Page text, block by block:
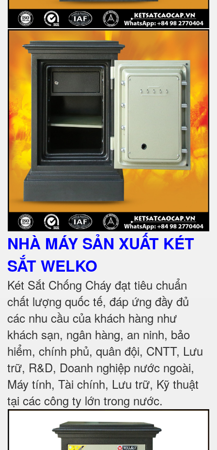
NHÀ MÁY SẢN XUẤT KÉT
SẮTWELKO
Két Sắt Chống Cháy đạt tiêu chuẩn
chất lượng quốc tế, đáp ứng đầy đủ
các nhu cầu của khách hàng như
khách sạn, ngân hàng, an ninh, bảo
hiểm, chính phủ, quân đội, CNTT, Lưu
trữ, R&D, Doanh nghiệp nước ngoài,
Máy tính, Tài chính, Lưu trữ, Kỹ thuật
tại các công ty lớn trong nước.